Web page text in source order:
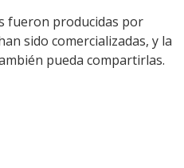
fueron producidas por
sido comercializadas, y la
pueda compartirlas.